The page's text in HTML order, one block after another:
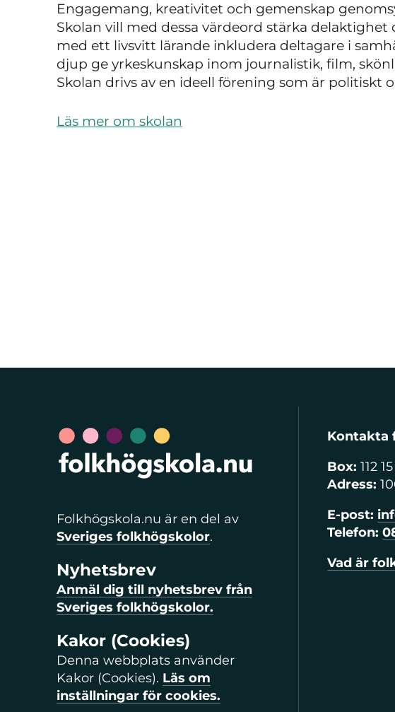
Engagemang, kreativitet och gemenskap
Skolan vill med dessa värdeord stärka
med ett livsvitt lärande inkludera deltagare i
djup ge yrkeskunskap inom journalistik, film,
Skolan drivs av en ideell förening som är politiskt
Läs mer om skolan
Folkhögskola.nu är en del av
Sveriges folkhögskolor.
Nyhetsbrev
Anmäl dig till nyhetsbrev från
Sveriges folkhögskolor.
Kakor (Cookies)
Denna webbplats använder
Kakor (Cookies). Läs om
inställningar för cookies.
Kontakta
Box:112 15
Adress:
E-post:
Telefon:
Vad är